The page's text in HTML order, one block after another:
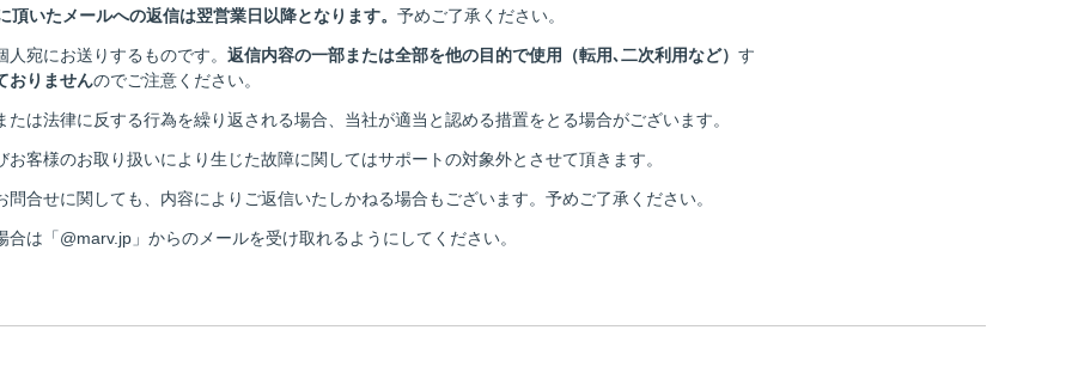
頂いたメールへの返信は翌営業日以降となります。 予めご了承ください。
宛にお送りするものです。 返信内容の一部または全部を他の目的で使用（転用､二次利用など） す
おりませんのでご注意ください。
は法律に反する行為を繰り返される場合、当社が適当と認める措置をとる場合がございます。
客様のお取り扱いにより生じた故障に関してはサポートの対象外とさせて頂きます。
合せに関しても、内容によりご返信いたしかねる場合もございます。予めご了承ください。
合は「@marv.jp」からのメールを受け取れるようにしてください。